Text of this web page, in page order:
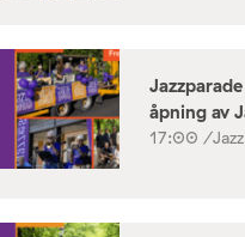
åpning av
17:00 /